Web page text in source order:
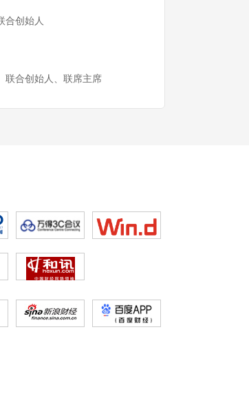
合创始人
联合创始人、联席主席